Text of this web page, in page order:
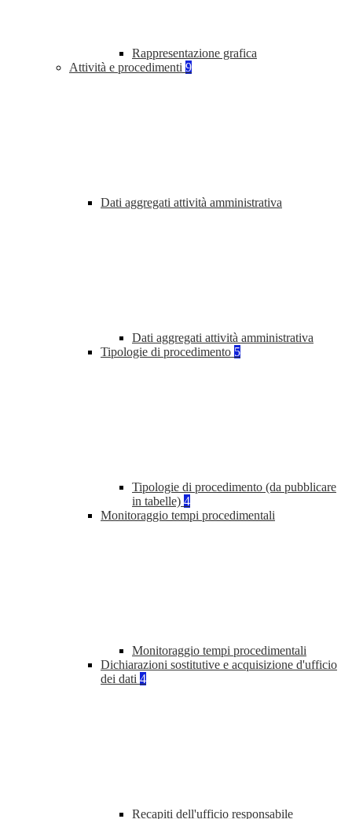
Rappresentazione grafica
Attività e procedimenti 9
Dati aggregati attività amministrativa
Dati aggregati attività amministrativa
Tipologie di procedimento 5
Tipologie di procedimento (da pubblicare
in tabelle) 4
Monitoraggio tempi procedimentali
Monitoraggio tempi procedimentali
Dichiarazioni sostitutive e acquisizione d'ufficio
dei dati 4
Recapiti dell'ufficio responsabile